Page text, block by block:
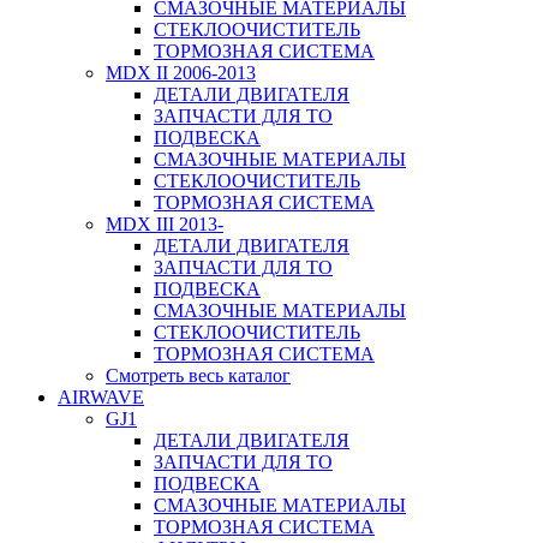
СМАЗОЧНЫЕ МАТЕРИАЛЫ
СТЕКЛООЧИСТИТЕЛЬ
ТОРМОЗНАЯ СИСТЕМА
MDX II 2006-2013
ДЕТАЛИ ДВИГАТЕЛЯ
ЗАПЧАСТИ ДЛЯ ТО
ПОДВЕСКА
СМАЗОЧНЫЕ МАТЕРИАЛЫ
СТЕКЛООЧИСТИТЕЛЬ
ТОРМОЗНАЯ СИСТЕМА
MDX III 2013-
ДЕТАЛИ ДВИГАТЕЛЯ
ЗАПЧАСТИ ДЛЯ ТО
ПОДВЕСКА
СМАЗОЧНЫЕ МАТЕРИАЛЫ
СТЕКЛООЧИСТИТЕЛЬ
ТОРМОЗНАЯ СИСТЕМА
Смотреть весь каталог
AIRWAVE
GJ1
ДЕТАЛИ ДВИГАТЕЛЯ
ЗАПЧАСТИ ДЛЯ ТО
ПОДВЕСКА
СМАЗОЧНЫЕ МАТЕРИАЛЫ
ТОРМОЗНАЯ СИСТЕМА